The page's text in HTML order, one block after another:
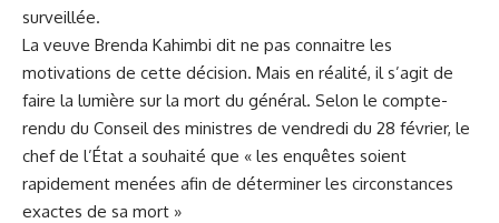
surveillée.
La veuve Brenda Kahimbi dit ne pas connaitre les
motivations de cette décision. Mais en réalité, il s’agit de
faire la lumière sur la mort du général. Selon le compte-
rendu du Conseil des ministres de vendredi du 28 février, le
chef de l’État a souhaité que « les enquêtes soient
rapidement menées afin de déterminer les circonstances
exactes de sa mort »